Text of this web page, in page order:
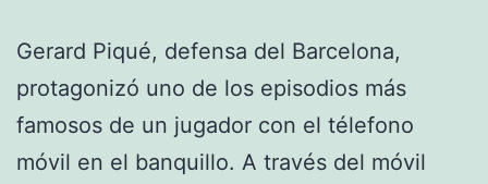
Gerard Piqué, defensa del Barcelona,
protagonizó uno de los episodios más
famosos de un jugador con el télefono
móvil en el banquillo. A través del móvil